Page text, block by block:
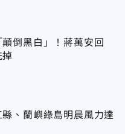
倒黑白」！蔣萬安回
掉
、蘭嶼綠島明晨風力達